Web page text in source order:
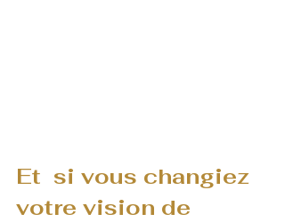
Et  si vous changiez
votre vision de